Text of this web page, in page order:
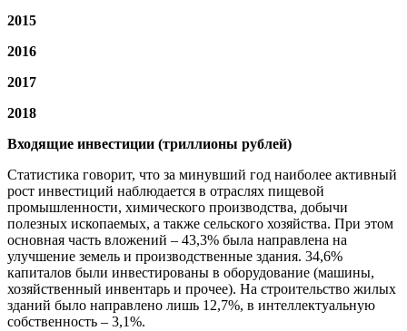
2015
2016
2017
2018
Входящие инвестиции (триллионы рублей)
Статистика говорит, что за минувший год наиболее активный
рост инвестиций наблюдается в отраслях пищевой
промышленности, химического производства, добычи
полезных ископаемых, а также сельского хозяйства. При этом
основная часть вложений – 43,3% была направлена на
улучшение земель и производственные здания. 34,6%
капиталов были инвестированы в оборудование (машины,
хозяйственный инвентарь и прочее). На строительство жилых
зданий было направлено лишь 12,7%, в интеллектуальную
собственность – 3,1%.